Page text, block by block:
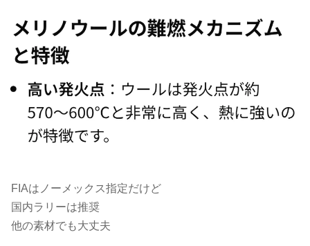
FIAはノーメックス指定だけど
国内ラリーは推奨
他の素材でも大丈夫